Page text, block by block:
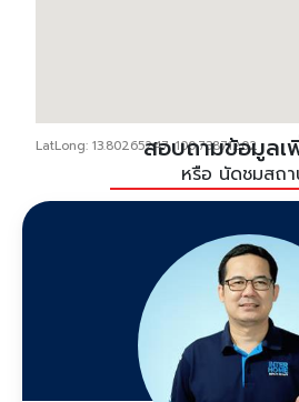
LatLong: 13.80265247, 100.73871202
สอบถามข้อมูลเ
หรือ นัดชมสถ